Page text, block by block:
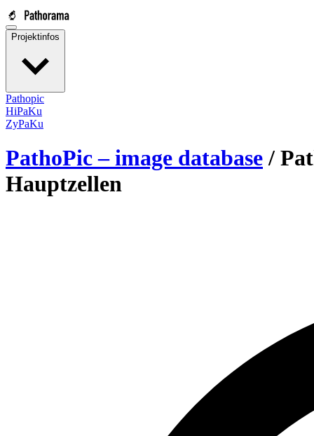
Projektinfos
Pathopic
HiPaKu
ZyPaKu
PathoPic – image database /
Hauptzellen